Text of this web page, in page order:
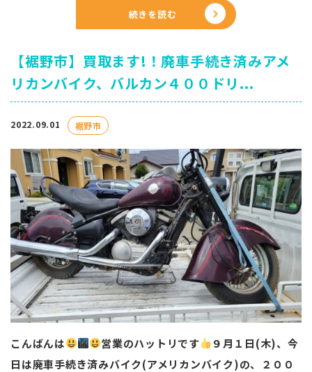
続きを読む
【裾野市】買取ます!！廃車手続き済みアメ
リカンバイク、バルカン４００ドリ...
2022.09.01 裾野市
こんばんは 営業のハットリです ️ ９月１日(木)、今
日は廃車手続き済みバイク(アメリカンバイク)の、２００